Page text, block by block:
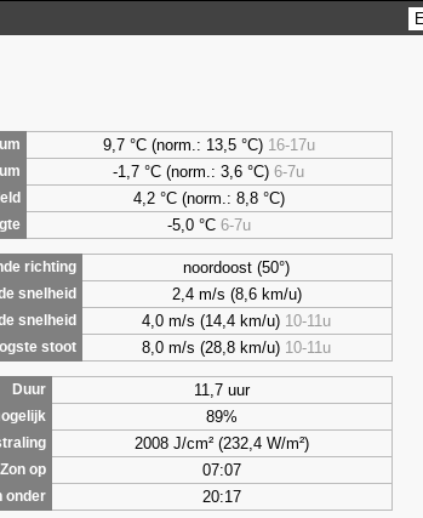
9,7°C (norm.: 13,5 °C) 16-17u
-1,7 °C (norm.: 3,6 °C)6-7u
4,2°C (norm.: 8,8 °C)
-5,0 °C 6-7u
richting
noordoost (50°)
snelheid 2,4 m/s (8,6 km/u)
snelheid 4,0 m/s (14,4 km/u) 10-11u
stoot 8,0 m/s (28,8 km/u) 10-11u
Duur
11,7 uur
89%
2008 J/cm² (232,4 W/m²)
Zon op 07:07
onder 20:17